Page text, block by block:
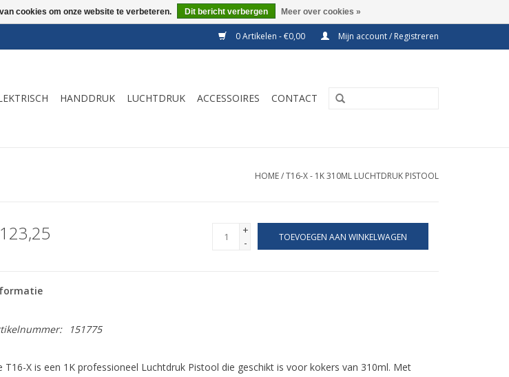
0 Artikelen - €0,00 Mijn account / Registreren
HANDDRUK LUCHTDRUK ACCESSOIRES CONTACT
HOME/T16-X - 1K 310ML LUCHTDRUK PISTOOL
+
-
TOEVOEGEN AAN WINKELWAGEN
151775
T16-X is een 1K professioneel Luchtdruk Pistool die geschikt is voor kokers van 310ml. Met
cookies om onze website te verbeteren. Dit bericht verbergen Meer over cookies »